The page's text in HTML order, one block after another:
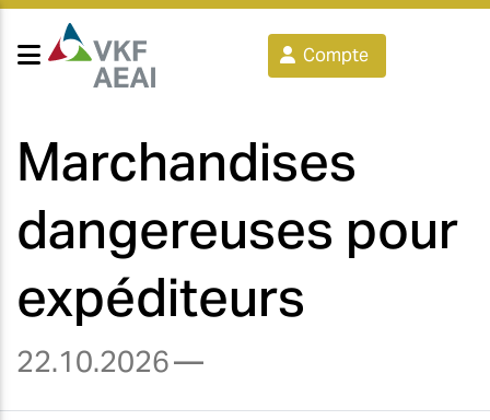
Compte
Marchandises
dangereuses pour
expéditeurs
22.10.2026—